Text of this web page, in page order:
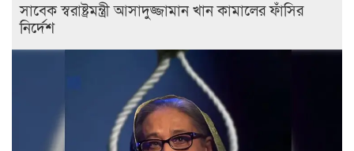
সাবেক স্বরাষ্ট্রমন্ত্রী আসাদুজ্জামান খান কামালের ফাঁসির
নির্দেশ